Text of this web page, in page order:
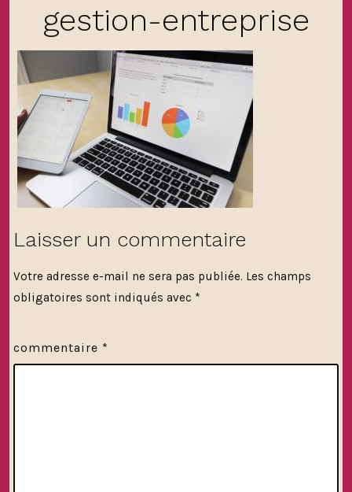
gestion-entreprise
Laisser un commentaire
Votre adresse e-mail ne sera pas publiée. Les champs
obligatoires sont indiqués avec *
commentaire *